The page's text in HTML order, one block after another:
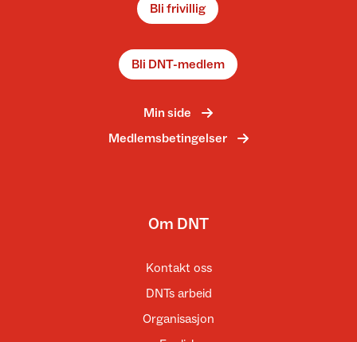
Bli frivillig
Bli DNT-medlem
Min side
Medlemsbetingelser
Om DNT
Kontakt oss
DNTs arbeid
Organisasjon